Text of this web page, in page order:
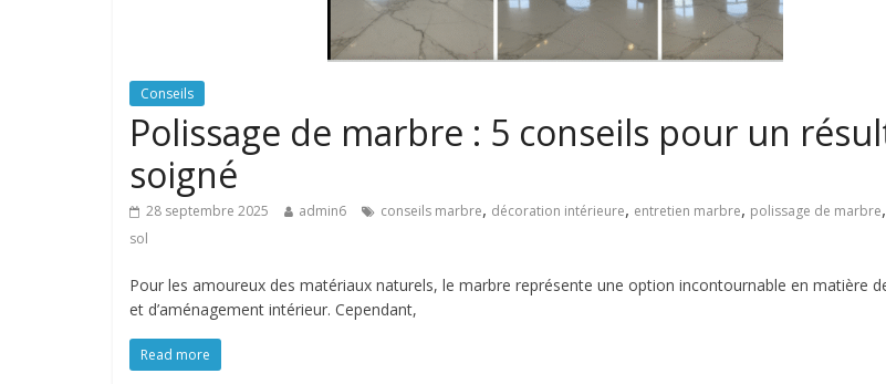
Conseils
Polissage de marbre : 5 conseils pour un
soigné
28 septembre 2025 admin6 conseils marbre, décoration intérieure, entretien marbre, polissage de marbre,
sol
Pour les amoureux des matériaux naturels, le marbre représente une option incontournable en matière
et d’aménagement intérieur. Cependant,
Read more